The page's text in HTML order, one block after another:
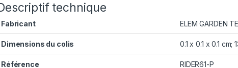
technique
Fabricant ‎ELEM GARDEN
Dimensions du colis ‎0.1 x 0.1 x 0.1 cm;
Référence ‎RIDER61-P